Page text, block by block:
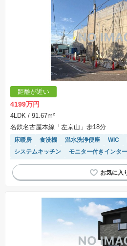
距離が近い
4199万円
4LDK / 91.67m²
名鉄名古屋本線「左京山」歩18分
床暖房 食洗機 温水洗浄便座 WIC
システムキッチン
モニター付きインタ
対面キッチン
接面道路の幅が６m以上